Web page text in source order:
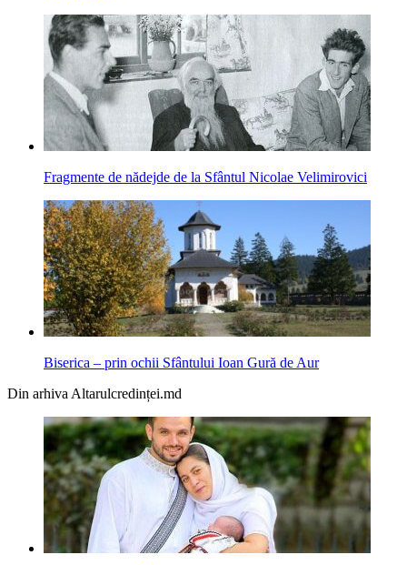
Fragmente de nădejde de la Sfântul Nicolae Velimirovici
Biserica – prin ochii Sfântului Ioan Gură de Aur
Din arhiva Altarulcredinței.md